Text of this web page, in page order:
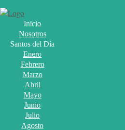
Inicio
Nosotros
Santos del Día
Enero
Febrero
Marzo
Abril
Mayo
Junio
Julio
Agosto